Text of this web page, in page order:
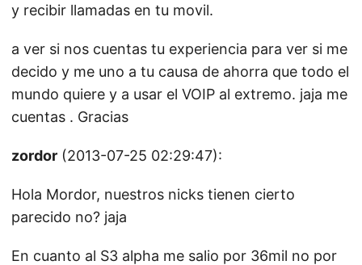
y recibir llamadas en tu movil.
a ver si nos cuentas tu experiencia para ver si me
decido y me uno a tu causa de ahorra que todo el
mundo quiere y a usar el VOIP al extremo. jaja me
cuentas . Gracias
zordor (2013-07-25 02:29:47):
Hola Mordor, nuestros nicks tienen cierto
parecido no? jaja
En cuanto al S3 alpha me salio por 36mil no por